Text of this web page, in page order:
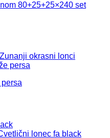
80+25+25×240 set
Zunanji okrasni lonci